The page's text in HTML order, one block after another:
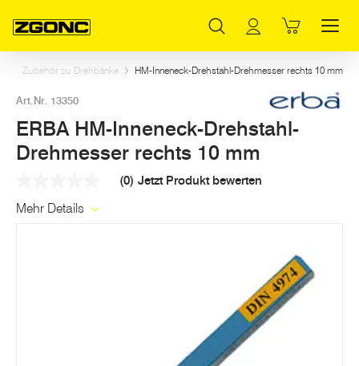
Zubehör zu Drehbänke HM-Inneneck-Drehstahl-Drehmesser rechts 10 mm
Art.Nr. 13350
ERBA HM-Inneneck-Drehstahl-
Drehmesser rechts 10 mm
Link
(0) Jetzt Produkt bewerten
Mehr Details